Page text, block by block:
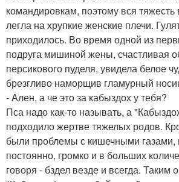
командировкам, поэтому вся
легла на хрупкие женские плечи.
приходилось. Во время одной из
подруга мишиной жены, счастливая
персикового пуделя, увидела белое
брезгливо наморщив гламурный
- Ален, а че это за кабыздох у тебя?
Пса надо как-то называть, а
подходило жертве тяжелых родов.
были проблемы с кишечными газами,
постоянно, громко и в больших
говоря - бздел везде и всегда. Таким